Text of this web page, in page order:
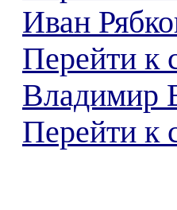
Иван
Перейти к
Владимир
Перейти к